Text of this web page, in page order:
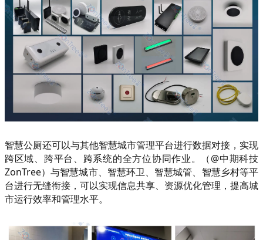
智慧公厕还可以与其他智慧城市管理平台进行数据对接，实现
跨区域、跨平台、跨系统的全方位协同作业。（@中期科技
ZonTree）与智慧城市、智慧环卫、智慧城管、智慧乡村等平
台进行无缝衔接，可以实现信息共享、资源优化管理，提高城
市运行效率和管理水平。